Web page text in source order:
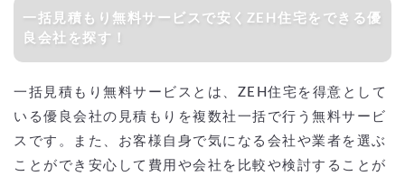
一括見積もり無料サービスで安くZEH住宅をできる優
良会社を探す！
一括見積もり無料サービスとは、ZEH住宅を得意として
いる優良会社の見積もりを複数社一括で行う無料サービ
スです。また、お客様自身で気になる会社や業者を選ぶ
ことができ安心して費用や会社を比較や検討することが